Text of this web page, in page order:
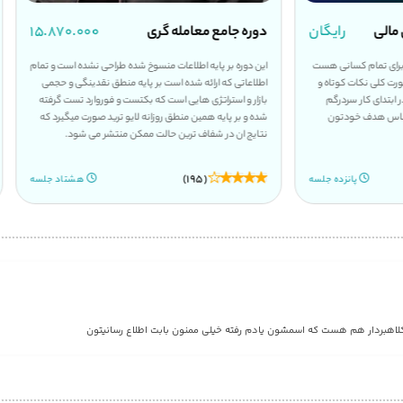
مالی رایگان
برای تمام کسانی هست
کلی نکات کوتاه و
ابتدای کار سردرگم
هدف خودتون
پانزده جلسه
دوره جامع معامله گری ۱۵.۸۷۰.۰۰۰
این دوره بر پایه اطلاعات منسوخ شده طراحی نشده است و تمام
اطلاعاتی که ارائه شده است بر پایه منطق نقدینگی و حجمی
بازار و استراتژی هایی است که بکتست و فوروارد تست گرفته
شده و بر پایه همین منطق روزانه لایو ترید صورت میگیرد که
نتایج ان در شفاف ترین حالت ممکن منتشر می شود.
(195) هشتاد جلسه
هم هست که اسمشون یادم رفته خیلی ممنون بابت اطلاع رسانیتون